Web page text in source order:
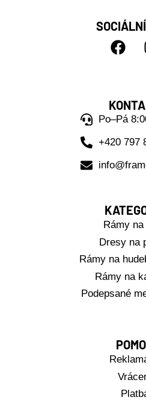
Po–Pá
+420 797
Rámy na
Dresy na
Rámy na
Rámy na
Podepsané